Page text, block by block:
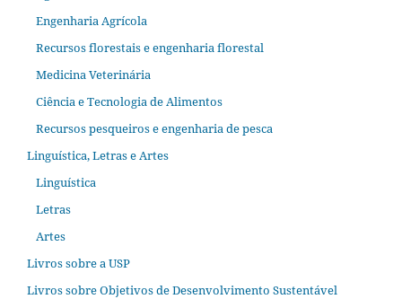
Engenharia Agrícola
Recursos florestais e engenharia florestal
Medicina Veterinária
Ciência e Tecnologia de Alimentos
Recursos pesqueiros e engenharia de pesca
Linguística, Letras e Artes
Linguística
Letras
Artes
Livros sobre a USP
Livros sobre Objetivos de Desenvolvimento Sustentável